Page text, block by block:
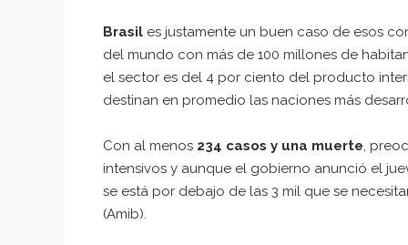
Brasil es justamente un buen caso de esos
del mundo con más de 100 millones de
el sector es del 4 por ciento del producto
destinan en promedio las naciones más
Con al menos 234 casos y una muerte,
intensivos y aunque el gobierno anunció el
se está por debajo de las 3 mil que se
(Amib).